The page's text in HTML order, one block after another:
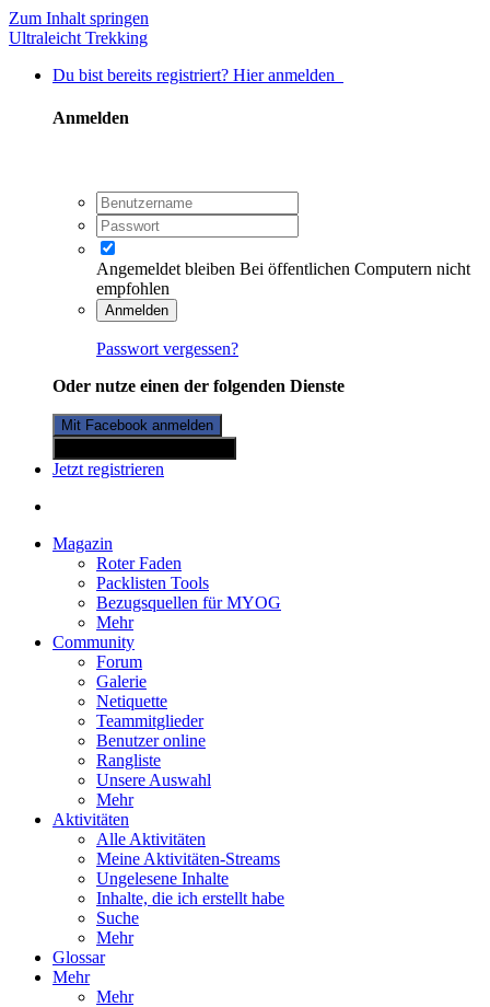
Zum Inhalt springen
Ultraleicht Trekking
Du bist bereits registriert? Hier anmelden
Anmelden
Angemeldet bleiben Bei öffentlichen Computern nicht
empfohlen
Anmelden
Passwort vergessen?
Oder nutze einen der folgenden Dienste
Mit Facebook anmelden
Jetzt registrieren
Magazin
Roter Faden
Packlisten Tools
Bezugsquellen für MYOG
Mehr
Community
Forum
Galerie
Netiquette
Teammitglieder
Benutzer online
Rangliste
Unsere Auswahl
Mehr
Aktivitäten
Alle Aktivitäten
Meine Aktivitäten-Streams
Ungelesene Inhalte
Inhalte, die ich erstellt habe
Suche
Mehr
Glossar
Mehr
Mehr